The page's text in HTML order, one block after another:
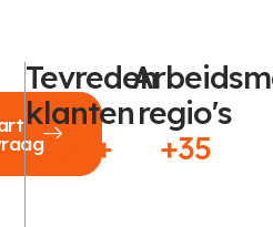
Tevreden
klanten
250+
regio's
+35